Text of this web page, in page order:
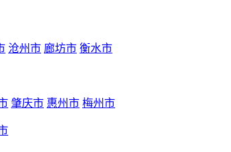
沧州市 廊坊市 衡水市
肇庆市 惠州市 梅州市